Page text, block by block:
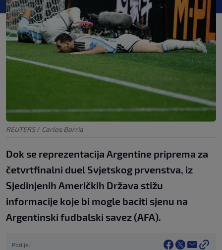
REUTERS / Carlos Barria
Dok se reprezentacija Argentine priprema za
četvrtfinalni duel Svjetskog prvenstva, iz
Sjedinjenih Američkih Država stižu
informacije koje bi mogle baciti sjenu na
Argentinski fudbalski savez (AFA).
Podijeli